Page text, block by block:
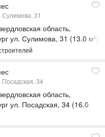
Сулимова, 31
область,
ул. Сулимова, 31 (13.0 м²)
Посадская, 34
область,
ул. Посадская, 34 (16.0